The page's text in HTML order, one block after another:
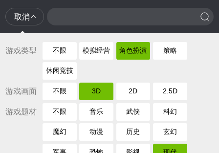
取消
游戏类型 不限 模拟经营 角色扮演 策略
休闲竞技
游戏画面 不限 3D 2D 2.5D
游戏题材 不限 音乐 武侠 科幻
魔幻 动漫 历史 玄幻